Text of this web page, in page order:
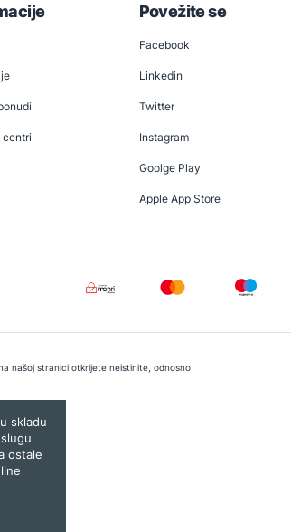
centri
Povežite se
Facebook
Linkedin
Twitter
Instagram
Goolge Play
Apple App Store
našoj stranici otkrijete neistinite, odnosno
skladu
ostale